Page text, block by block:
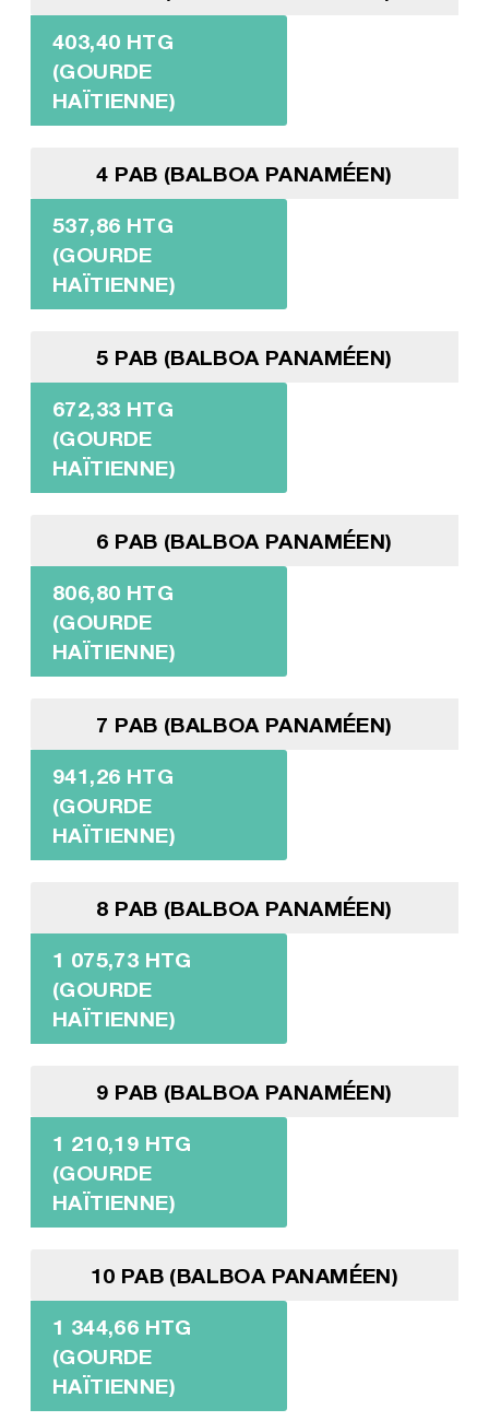
403,40 HTG
(GOURDE
HAÏTIENNE)
4 PAB (BALBOA PANAMÉEN)
537,86 HTG
(GOURDE
HAÏTIENNE)
5 PAB (BALBOA PANAMÉEN)
672,33 HTG
(GOURDE
HAÏTIENNE)
6 PAB (BALBOA PANAMÉEN)
806,80 HTG
(GOURDE
HAÏTIENNE)
7 PAB (BALBOA PANAMÉEN)
941,26 HTG
(GOURDE
HAÏTIENNE)
8 PAB (BALBOA PANAMÉEN)
1 075,73 HTG
(GOURDE
HAÏTIENNE)
9 PAB (BALBOA PANAMÉEN)
1 210,19 HTG
(GOURDE
HAÏTIENNE)
10 PAB (BALBOA PANAMÉEN)
1 344,66 HTG
(GOURDE
HAÏTIENNE)